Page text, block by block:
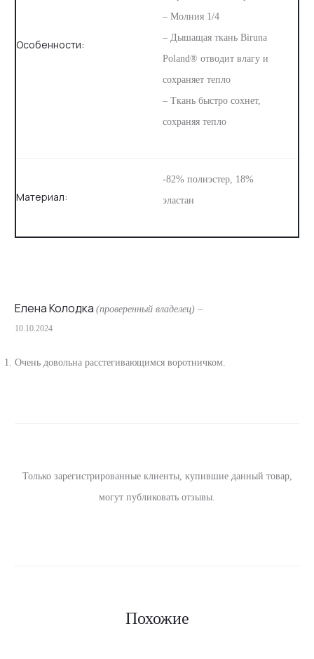
Особенности:
– Молния 1/4 ⠀
– Дышащая ткань Biruna
Poland® отводит влагу и
сохраняет тепло ⠀
– Ткань быстро сохнет,
сохраняя тепло ⠀
Материал:
-82% полиэстер, 18%
эластан
т
ы
Елена Колодка (проверенный владелец) –
10.10.2024
Очень довольна расстегивающимся воротничком.
Только зарегистрированные клиенты, купившие данный товар,
могут публиковать отзывы.
Похожие